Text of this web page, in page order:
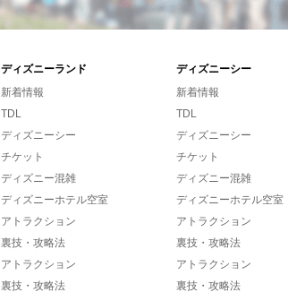
ディズニーランド ディズニーシー
新着情報
TDL
ディズニーシー
チケット
ディズニー混雑
ディズニーホテル空室
アトラクション
裏技・攻略法
アトラクション
裏技・攻略法
新着情報
TDL
ディズニーシー
チケット
ディズニー混雑
ディズニーホテル空室
アトラクション
裏技・攻略法
アトラクション
裏技・攻略法